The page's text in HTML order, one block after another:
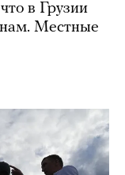
в Грузии
Местные